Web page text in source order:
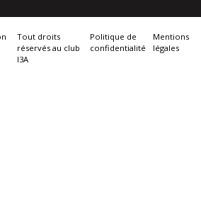
Tout droits
réservés au club
I3A
Politique de
confidentialité
Mentions
légales